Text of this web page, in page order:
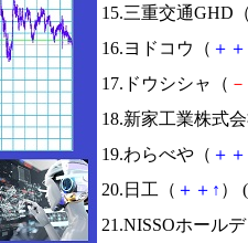
15.三重交通GHD
16.ヨドコウ（ ＋ ＋
17.ドウシシャ（ －
18.新家工業株式
19.わらべや（ ＋ ＋
20.日工（ ＋ ＋ ↑ ） (
21.NISSOホール